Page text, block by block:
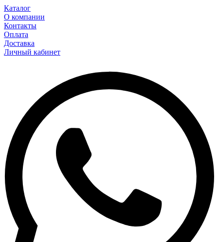
Каталог
О компании
Контакты
Оплата
Доставка
Личный кабинет